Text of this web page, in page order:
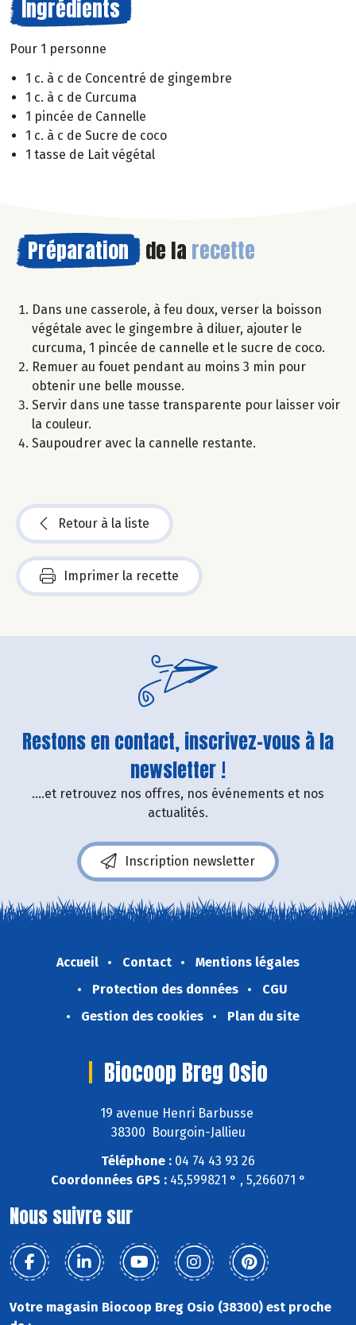
Ingrédients
Pour 1 personne
1 c. à c de Concentré de gingembre
1 c. à c de Curcuma
1 pincée de Cannelle
1 c. à c de Sucre de coco
1 tasse de Lait végétal
Préparation de la recette
Dans une casserole, à feu doux, verser la boisson
végétale avec le gingembre à diluer, ajouter le
curcuma, 1 pincée de cannelle et le sucre de coco.
Remuer au fouet pendant au moins 3 min pour
obtenir une belle mousse.
Servir dans une tasse transparente pour laisser voir
la couleur.
Saupoudrer avec la cannelle restante.
Retour à la liste
Imprimer la recette
Restons en contact, inscrivez-vous à la
newsletter !
....et retrouvez nos offres, nos événements et nos
actualités.
Inscription newsletter
Accueil Contact
Mentions légales
Protection des données
CGU
Gestion des cookies
Plan du site
Biocoop Breg Osio
19 avenue Henri Barbusse
38300 Bourgoin-Jallieu
Téléphone : 04 74 43 93 26
Coordonnées GPS :45,599821 ° , 5,266071 °
Nous suivre sur
Votre magasin Biocoop Breg Osio (38300) est proche